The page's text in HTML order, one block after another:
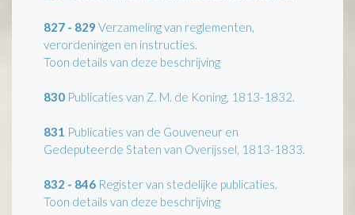
827 - 829 Verzameling van reglementen,
verordeningen en instructies.
Toon details van deze beschrijving
830 Publicaties van Z. M. de Koning, 1813-1832.
831 Publicaties van de Gouveneur en
Gedeputeerde Staten van Overijssel, 1813-1833.
832 - 846 Register van stedelijke publicaties.
Toon details van deze beschrijving